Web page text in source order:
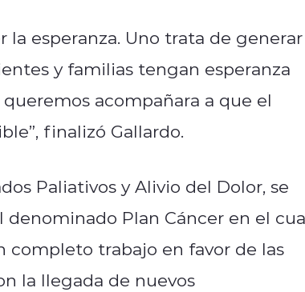
la esperanza. Uno trata de generar
y familias tengan esperanza
acompañara a que el
finalizó Gallardo.
Paliativos y Alivio del Dolor, se
denominado Plan Cáncer en el
completo trabajo en favor de las
la llegada de nuevos